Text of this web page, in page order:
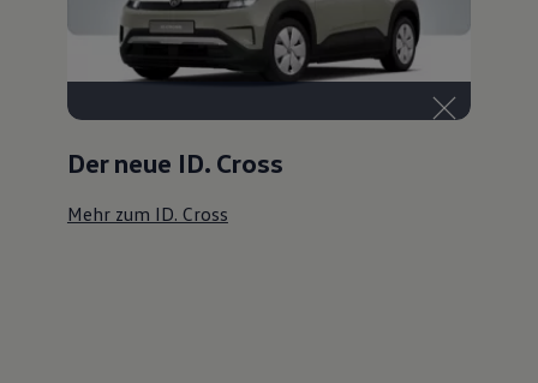
Der neue ID. Cross
Mehr zum ID. Cross